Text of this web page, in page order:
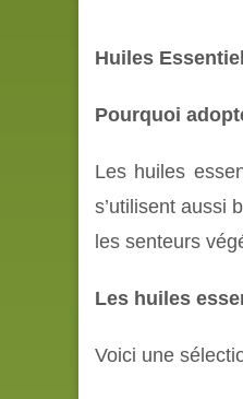
Huiles
Pourquoi
Les huiles
s’utilisent aussi
les senteurs
Les huiles
Voici une